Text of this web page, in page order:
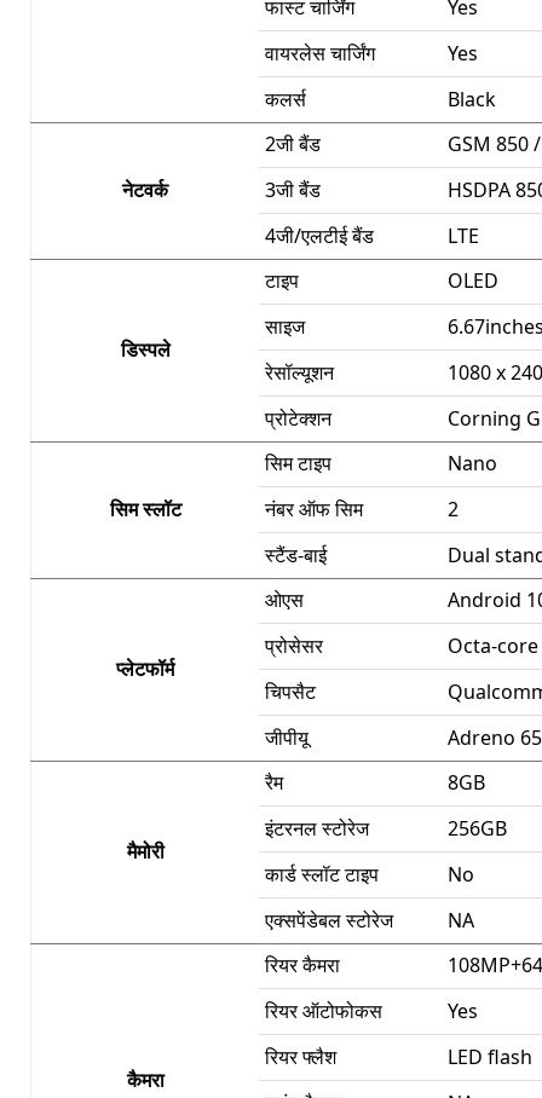
फास्ट चार्जिंग
Yes
वायरलेस चार्जिंग
Yes
कलर्स
Black
नेटवर्क
2जी बैंड
GSM 850
3जी बैंड
HSDPA
4जी/एलटीई बैंड
LTE
डिस्पले
टाइप
OLED
साइज
रेसॉल्यूशन
1080 x
प्रोटेक्शन
Corning
सिम स्लॉट
सिम टाइप
Nano
नंबर ऑफ सिम
2
स्टैंड-बाई
Dual
प्लेटफॉर्म
ओएस
Android
प्रोसेसर
Octa-core
चिपसैट
जीपीयू
Adreno
मैमोरी
रैम
8GB
इंटरनल स्टोरेज
256GB
कार्ड स्लॉट टाइप
No
एक्सपेंडेबल स्टोरेज
NA
कैमरा
रियर कैमरा
रियर ऑटोफोकस
Yes
रियर फ्लैश
LED flash